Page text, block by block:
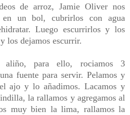
de arroz, Jamie Oliver nos
en un bol, cubrirlos con agua
Luego escurrirlos y los
los dejamos escurrir.
aliño, para ello, rociamos 3
fuente para servir. Pelamos y
ajo y lo añadimos. Lacamos y
la rallamos y agregamos al
muy bien la lima, rallamos la